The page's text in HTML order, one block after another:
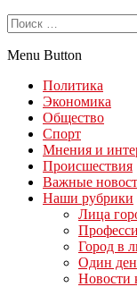
Menu Button
Политика
Экономика
Общество
Спорт
Мнения и
Происшествия
Важные
Наши рубрики
Лица
Город в
Один
Новости